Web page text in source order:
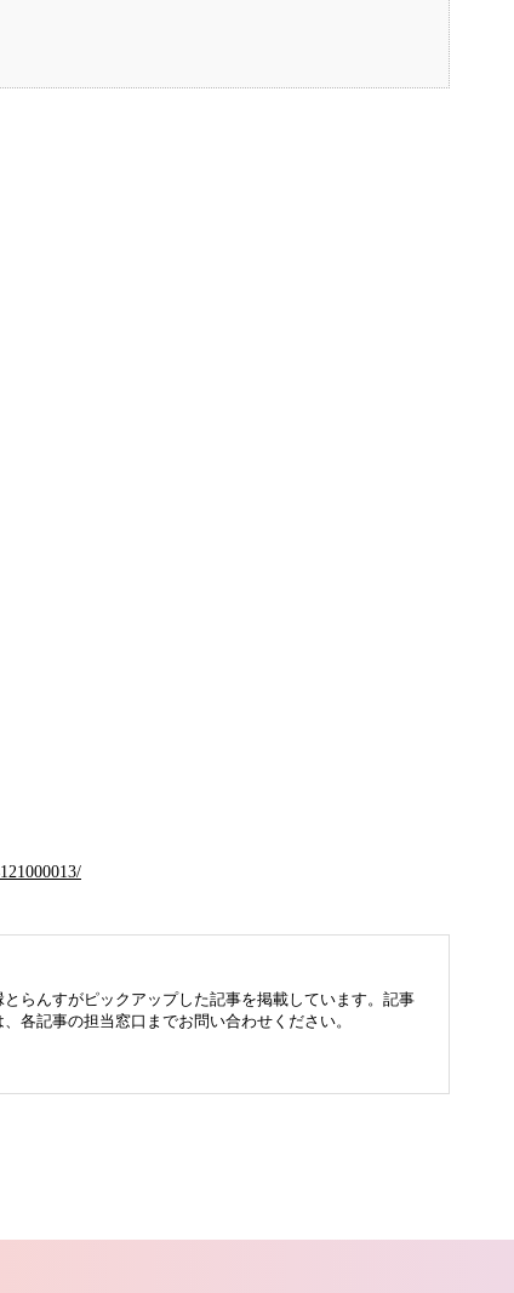
らんすがピックアップした記事を掲載しています。記事
各記事の担当窓口までお問い合わせください。